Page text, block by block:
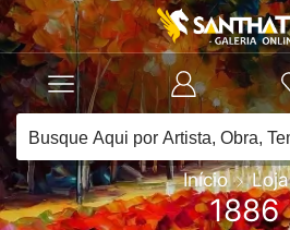
Início Loja
1886